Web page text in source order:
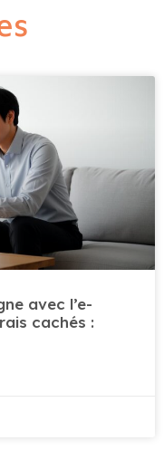
avec l’e-
cachés :